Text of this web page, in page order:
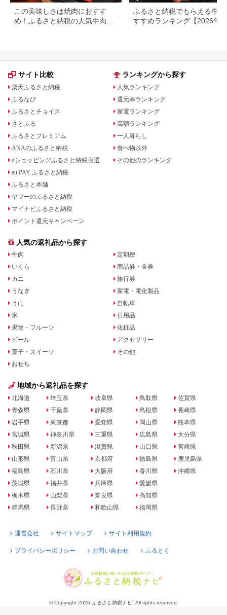
この美味しさは焼肉におすす
め！ふるさと納税の人気牛肉還
ふるさと納税でもらえる牛肉
すすめランキング【2026年
サイト比較
楽天ふるさと納税
ふるなび
ふるさとチョイス
さとふる
ふるさとプレミアム
ANAのふるさと納税
dショッピングふるさと納税百選
au PAY ふるさと納税
ふるさと本舗
ヤフーのふるさと納税
マイナビふるさと納税
ポイント還元キャンペーン
ランキングから探す
人気ランキング
還元率ランキング
家電ランキング
高額ランキング
一人暮らし
食べ物以外
その他のランキング
人気の返礼品から探す
牛肉
いくら
カニ
うなぎ
うに
米
果物・フルーツ
ビール
菓子・スイーツ
おせち
定期便
商品券・金券
旅行券
家電・電化製品
自転車
日用品
化粧品
アクセサリー
その他
地域から返礼品を探す
北海道
青森県
岩手県
宮城県
秋田県
山形県
福島県
茨城県
栃木県
群馬県
埼玉県
千葉県
東京都
神奈川県
新潟県
富山県
石川県
福井県
山梨県
長野県
岐阜県
静岡県
愛知県
三重県
滋賀県
京都府
大阪府
兵庫県
奈良県
和歌山県
鳥取県
島根県
岡山県
広島県
山口県
徳島県
香川県
愛媛県
高知県
福岡県
佐賀県
長崎県
熊本県
大分県
宮崎県
鹿児島県
沖縄県
運営会社 サイトマップ サイト利用規約
プライバシーポリシー お問い合わせ ふるとく
© Copyright 2026 ふるさと納税ナビ. All rights reserved.